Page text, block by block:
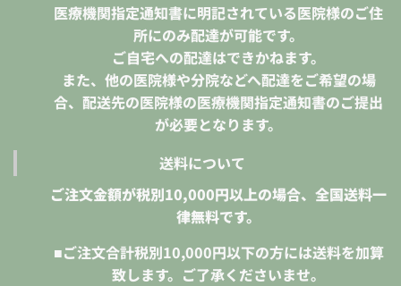
医療機関指定通知書に明記されている医院様のご住
所にのみ配達が可能です。
ご自宅への配達はできかねます。
また、他の医院様や分院などへ配達をご希望の場
合、配送先の医院様の医療機関指定通知書のご提出
が必要となります。
送料について
ご注文金額が税別10,000円以上の場合、全国送料一
律無料です。
■ご注文合計税別10,000円以下の方には送料を加算
致します。ご了承くださいませ。